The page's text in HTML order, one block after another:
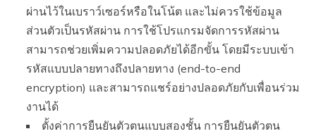
ผ่านไว้ในเบราว์เซอร์หรือในโน้ต และไม่ควรใช้ข้อมูล
ส่วนตัวเป็นรหัสผ่าน การใช้โปรแกรมจัดการรหัสผ่าน
สามารถช่วยเพิ่มความปลอดภัยได้อีกขั้น โดยมีระบบเข้า
รหัสแบบปลายทางถึงปลายทาง (end-to-end
encryption) และสามารถแชร์อย่างปลอดภัยกับเพื่อนร่วม
งานได้
ตั้งค่าการยืนยันตัวตนแบบสองชั้น การยืนยันตัวตน